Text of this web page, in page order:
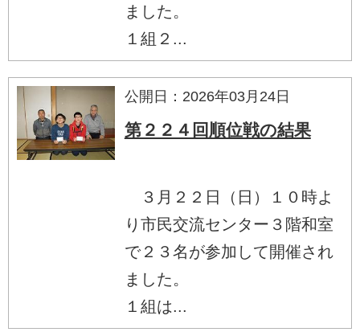
ました。
１組２...
公開日：2026年03月24日
第２２４回順位戦の結果
３月２２日（日）１０時よ
り市民交流センター３階和室
で２３名が参加して開催され
ました。
１組は...